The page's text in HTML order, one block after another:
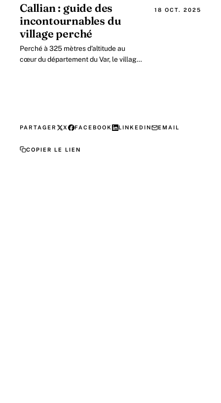
patrimoine.
Callian : guide des
incontournables du
village perché
Perché à 325 mètres d’altitude au
cœur du département du Var, le village
18 OCT. 2025
PARTAGER X FACEBOOK LINKEDIN EMAIL
COPIER LE LIEN